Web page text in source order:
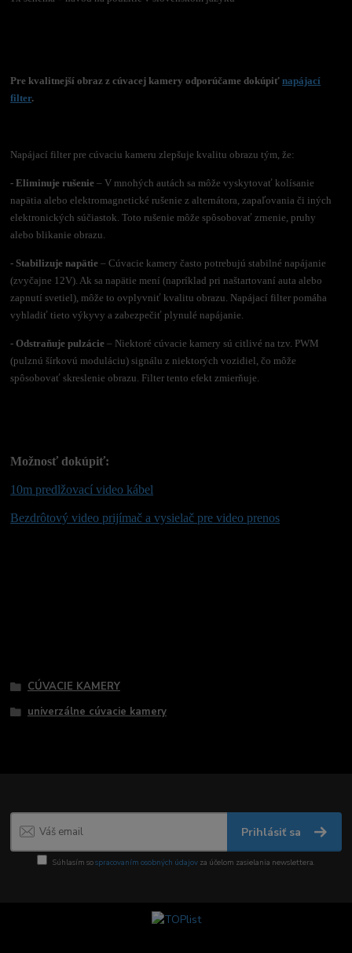
Pre kvalitnejší obraz z cúvacej kamery odporúčame dokúpiťnapájací
filter.
Napájací filter pre cúvaciu kameru zlepšuje kvalitu obrazu tým, že:
- Eliminuje rušenie – V mnohých autách sa môže vyskytovať kolísanie
napätia alebo elektromagnetické rušenie z alternátora, zapaľovania či iných
elektronických súčiastok. Toto rušenie môže spôsobovať zrnenie, pruhy
alebo blikanie obrazu.
- Stabilizuje napätie – Cúvacie kamery často potrebujú stabilné napájanie
(zvyčajne 12V). Ak sa napätie mení (napríklad pri naštartovaní auta alebo
zapnutí svetiel), môže to ovplyvniť kvalitu obrazu. Napájací filter pomáha
vyhladiť tieto výkyvy a zabezpečiť plynulé napájanie.
- Odstraňuje pulzácie – Niektoré cúvacie kamery sú citlivé na tzv. PWM
(pulznú šírkovú moduláciu) signálu z niektorých vozidiel, čo môže
spôsobovať skreslenie obrazu. Filter tento efekt zmierňuje.
Možnosť dokúpiť:
10m predlžovací video kábel
Bezdrôtový video prijímač a vysielač pre video prenos
CÚVACIE KAMERY
univerzálne cúvacie kamery
Prihlásiť sa
Súhlasím sospracovaním osobných údajov za účelom zasielania newslettera.